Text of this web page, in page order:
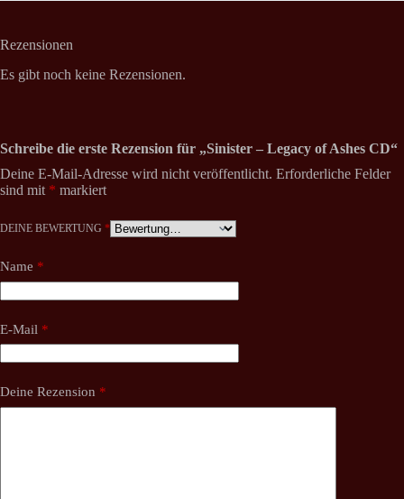
Rezensionen
Es gibt noch keine Rezensionen.
Schreibe die erste Rezension für „Sinister – Legacy of Ashes CD“
Deine E-Mail-Adresse wird nicht veröffentlicht. Erforderliche Felder
sind mit * markiert
DEINE BEWERTUNG *
Name *
E-Mail *
Deine Rezension *